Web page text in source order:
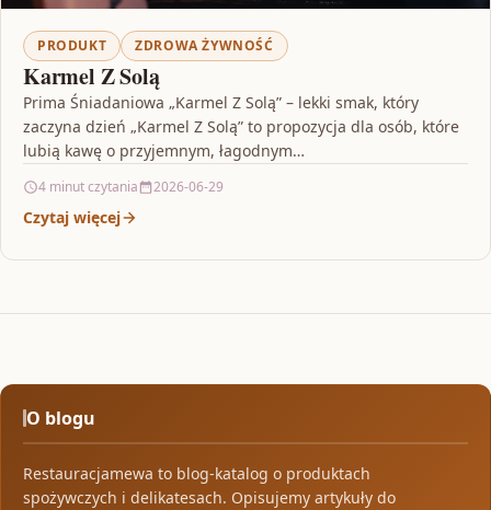
PRODUKT ZDROWA ŻYWNOŚĆ
Karmel Z Solą
Prima Śniadaniowa „Karmel Z Solą” – lekki smak, który
zaczyna dzień „Karmel Z Solą” to propozycja dla osób, które
lubią kawę o przyjemnym, łagodnym…
4 minut czytania 2026-06-29
Czytaj więcej
O blogu
Restauracjamewa to blog-katalog o produktach
spożywczych i delikatesach. Opisujemy artykuły do